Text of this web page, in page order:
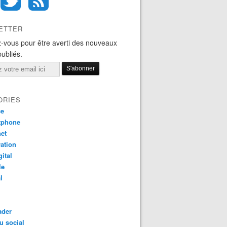
vous pour être averti des nouveaux
social